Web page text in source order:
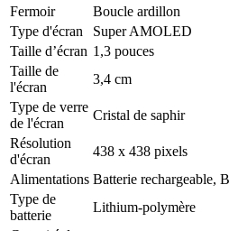
Fermoir
Boucle ardillon
Type d'écran
Super AMOLED
Taille d’écran 1,3 pouces
Taille de
l'écran
3,4 cm
Type de verre
de l'écran
Cristal de saphir
Résolution
d'écran
438 x 438 pixels
Alimentations Batterie rechargeable,
Type de
batterie
Lithium-polymère